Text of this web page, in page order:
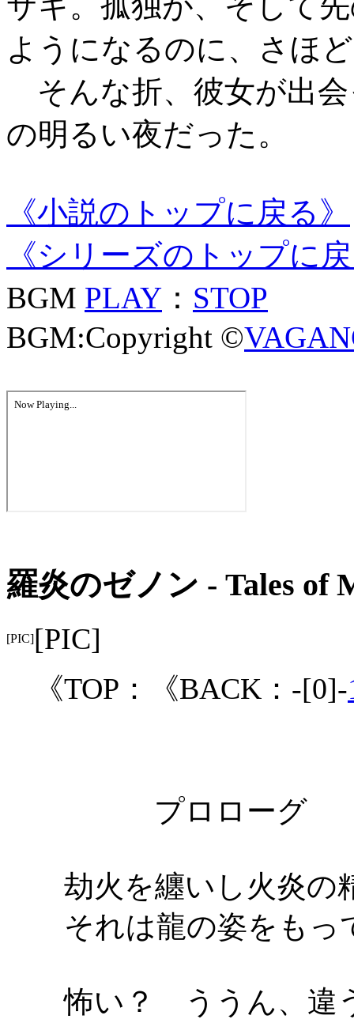
ようになるのに、さほ
そんな折、彼女が出
の明るい夜だった。
《小説のトップに戻る》
《シリーズのトップに
BGM PLAY ： STOP
BGM:Copyright ©
羅炎のゼノン - Tales of
[PIC][PIC]
《TOP：《BACK：-[0]-
プロローグ
劫火を纏いし火炎の
それは龍の姿をもっ
怖い？ ううん、違